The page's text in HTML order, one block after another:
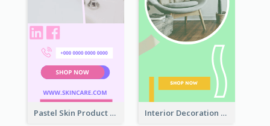
Pastel Skin Product Wide Skyscraper Banner Design Interior Decoration Discount Wide Skyscraper Banner